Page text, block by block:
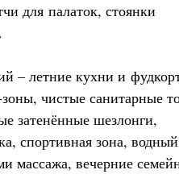
для палаток, стоянки
– летние кухни и
чистые санитарные
затенённые шезлонги,
спортивная зона, водный
массажа, вечерние